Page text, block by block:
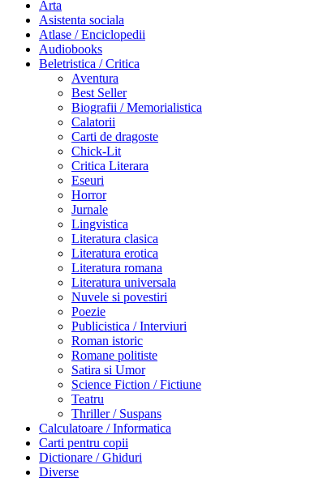
Arta
Asistenta sociala
Atlase / Enciclopedii
Audiobooks
Beletristica / Critica
Aventura
Best Seller
Biografii / Memorialistica
Calatorii
Carti de dragoste
Chick-Lit
Critica Literara
Eseuri
Horror
Jurnale
Lingvistica
Literatura clasica
Literatura erotica
Literatura romana
Literatura universala
Nuvele si povestiri
Poezie
Publicistica / Interviuri
Roman istoric
Romane politiste
Satira si Umor
Science Fiction / Fictiune
Teatru
Thriller / Suspans
Calculatoare / Informatica
Carti pentru copii
Dictionare / Ghiduri
Diverse